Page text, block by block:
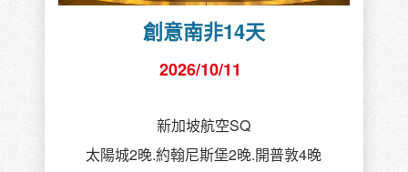
創意南非14天
2026/10/11
新加坡航空SQ
太陽城2晚.約翰尼斯堡2晚.開普敦4晚